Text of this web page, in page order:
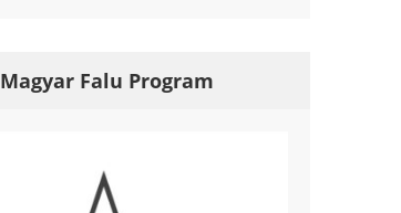
Magyar Falu Program